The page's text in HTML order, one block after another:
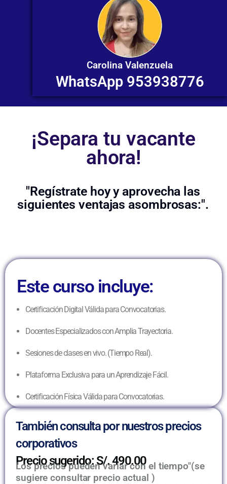
Carolina Valenzuela
WhatsApp 953938776
¡Separa tu vacante
ahora!
"Regístrate hoy y aprovecha las
siguientes ventajas asombrosas:".
Este curso incluye:
Certificación Digital Válida para Convocatorias.
Docentes Especializados con Amplia Trayectoria.
Sesiones de clases en vivo. (Tiempo Real).
Plataforma Exclusiva para un Aprendizaje Fácil.
Certificación Física Válida para Convocatorias.
También consulta por nuestros precios
corporativos
Precio sugerido: S/. 490.00
Los precios pueden variar con el tiempo"(se
sugiere consultar precio actual )